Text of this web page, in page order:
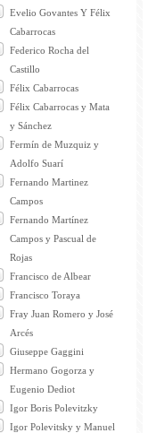
Evelio Govantes Y Félix
Cabarrocas
Federico Rocha del
Castillo
Félix Cabarrocas
Félix Cabarrocas y Mata
y Sánchez
Fermín de Muzquiz y
Adolfo Suarí
Fernando Martinez
Campos
Fernando Martínez
Campos y Pascual de
Rojas
Francisco de Albear
Francisco Toraya
Fray Juan Romero y José
Arcés
Giuseppe Gaggini
Hermano Gogorza y
Eugenio Dediot
Igor Boris Polevitzky
Igor Polevitsky y Manuel